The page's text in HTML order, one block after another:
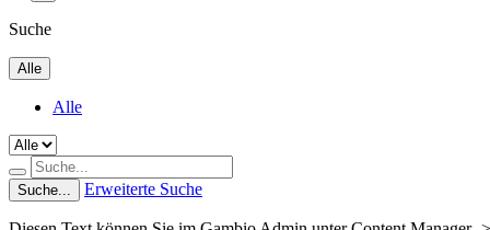
Suche
Alle
Alle
Suche... Erweiterte Suche